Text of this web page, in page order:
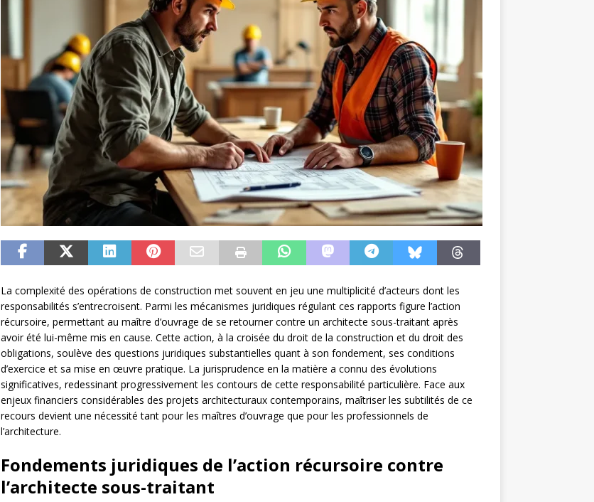
La complexité des opérations de construction met souvent en jeu une multiplicité d’acteurs dont les
responsabilités s’entrecroisent. Parmi les mécanismes juridiques régulant ces rapports figure l’action
récursoire, permettant au maître d’ouvrage de se retourner contre un architecte sous-traitant après
avoir été lui-même mis en cause. Cette action, à la croisée du droit de la construction et du droit des
obligations, soulève des questions juridiques substantielles quant à son fondement, ses conditions
d’exercice et sa mise en œuvre pratique. La jurisprudence en la matière a connu des évolutions
significatives, redessinant progressivement les contours de cette responsabilité particulière. Face aux
enjeux financiers considérables des projets architecturaux contemporains, maîtriser les subtilités de ce
recours devient une nécessité tant pour les maîtres d’ouvrage que pour les professionnels de
l’architecture.
Fondements juridiques de l’action récursoire contre
l’architecte sous-traitant